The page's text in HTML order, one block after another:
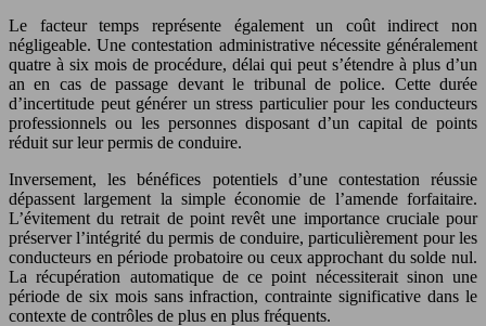
Le facteur temps représente également un coût indirect non
négligeable. Une contestation administrative nécessite généralement
quatre à six mois de procédure, délai qui peut s’étendre à plus d’un
an en cas de passage devant le tribunal de police. Cette durée
d’incertitude peut générer un stress particulier pour les conducteurs
professionnels ou les personnes disposant d’un capital de points
réduit sur leur permis de conduire.
Inversement, les bénéfices potentiels d’une contestation réussie
dépassent largement la simple économie de l’amende forfaitaire.
L’évitement du retrait de point revêt une importance cruciale pour
préserver l’intégrité du permis de conduire, particulièrement pour les
conducteurs en période probatoire ou ceux approchant du solde nul.
La récupération automatique de ce point nécessiterait sinon une
période de six mois sans infraction, contrainte significative dans le
contexte de contrôles de plus en plus fréquents.